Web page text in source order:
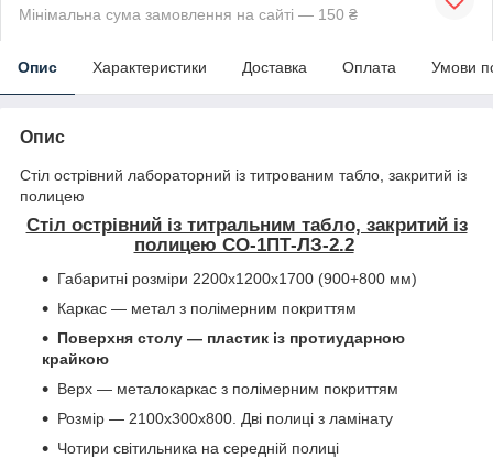
Мінімальна сума замовлення на сайті — 150 ₴
Опис Характеристики Доставка Оплата Умови
Опис
Стіл острівний лабораторний із титрованим табло, закритий із
полицею
Стіл острівний із титральним табло, закритий із
полицею СО-1ПТ-ЛЗ-2.2
Габаритні розміри 2200х1200х1700 (900+800 мм)
Каркас — метал з полімерним покриттям
Поверхня столу — пластик із протиударною
крайкою
Верх — металокаркас з полімерним покриттям
Розмір — 2100х300х800. Дві полиці з ламінату
Чотири світильника на середній полиці